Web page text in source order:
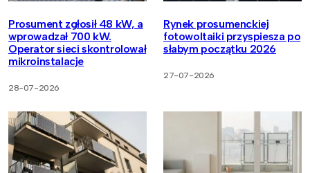
Prosument zgłosił 48 kW, a
wprowadzał 700 kW.
Operator sieci skontrolował
mikroinstalacje
28-07-2026
Rynek prosumenckiej
fotowoltaiki przyspiesza po
słabym początku 2026
27-07-2026